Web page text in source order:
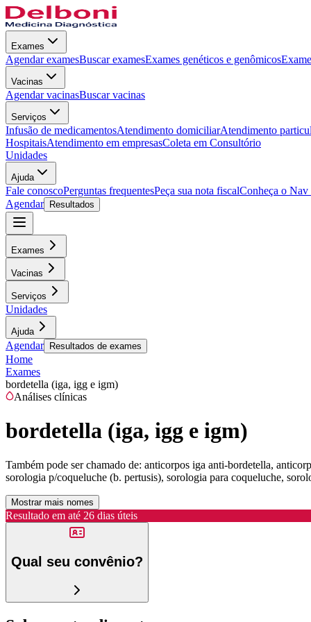
Exames
Agendar examesBuscar examesExames genéticos e genômicos
Vacinas
Agendar vacinasBuscar vacinas
Serviços
Infusão de medicamentosAtendimento domiciliarAtendimento
HospitaisAtendimento em empresasColeta em Consultório
Unidades
Ajuda
Fale conoscoPerguntas frequentesPeça sua nota fiscalConheça o Nav
Agendar
Resultados
Exames
Vacinas
Serviços
Unidades
Ajuda
Agendar Resultados de exames
Home
Exames
bordetella (iga, igg e igm)
Análises clínicas
bordetella (iga, igg e igm)
Também pode ser chamado de: anticorpos iga anti-bordetella,
sorologia p/coqueluche (b. pertusis), sorologia para coqueluche,
Mostrar mais nomes
Resultado em até 26 dias úteis
Qual seu convênio?